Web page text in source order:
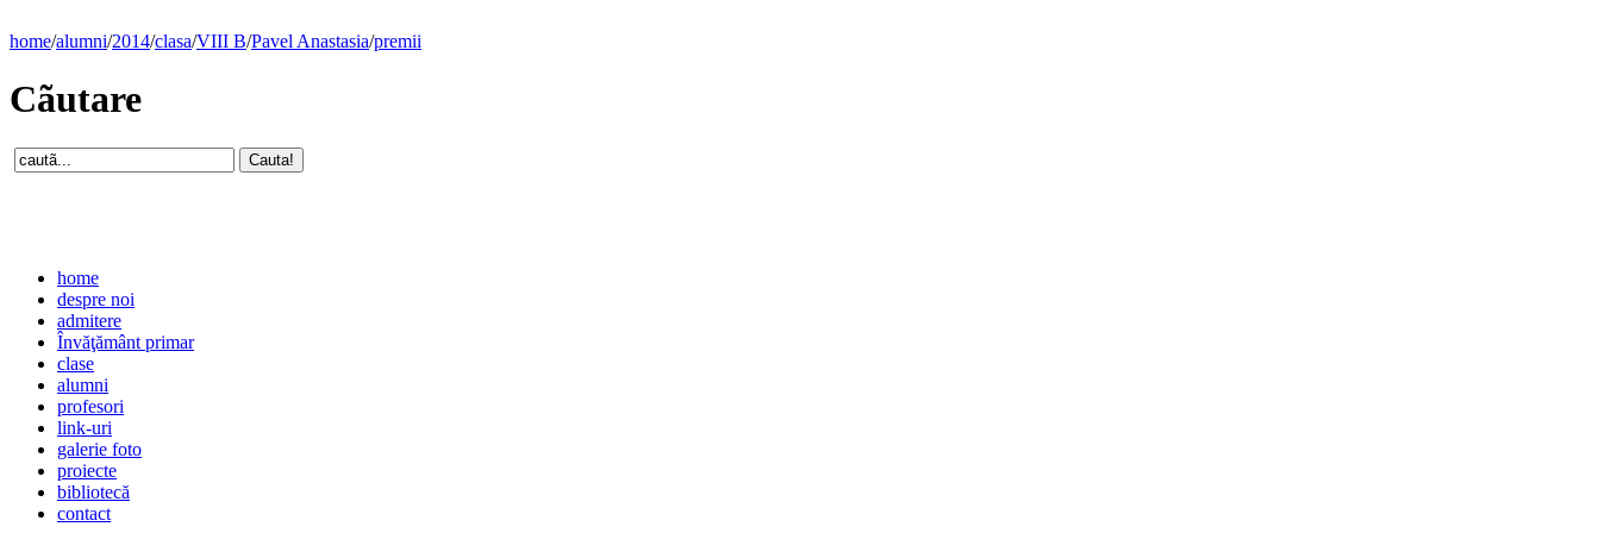
home/alumni/2014/clasa/VIII B/Pavel Anastasia/premii
Cãutare
home
despre noi
admitere
Învăţământ primar
clase
alumni
profesori
link-uri
galerie foto
proiecte
bibliotecă
contact